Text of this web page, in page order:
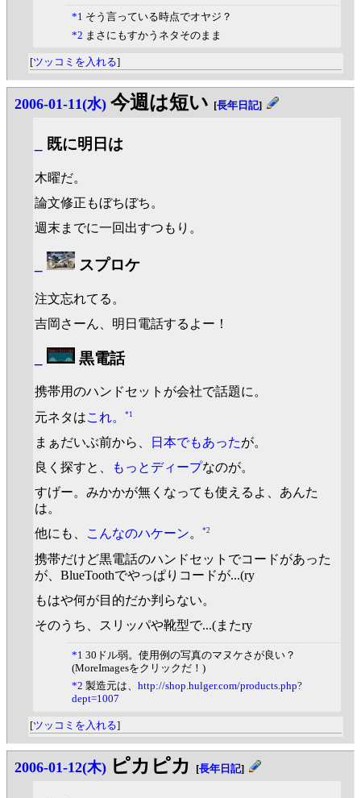
*1 そう言っている時点でオヤジ？
*2 まさにもすかうネタそのまま
[ツッコミを入れる]
2006-01-11(水) 今週は短い [長年日記]
既に明日は
木曜だ。
論文修正もぼちぼち。
週末までに一回出すつもり。
スプロケ
注文忘れてる。
吉岡さーん、明日電話するよー！
黒電話
携帯用のハンドセットが会社で話題に。
元ネタはこれ。 *1
まぁだいぶ前から、 日本でもあったが。
良く探すと、
もっとディープなのが。
すげー。みかかが無くなっても使えるよ、あんた
は。
他にも、
こんなのハケーン。 *2
携帯だけど黒電話のハンドセットでコードがあった
が、BlueToothでやっぱりコードが...(ry
もはや何が目的だか判らない。
そのうち、スリッパや靴型で...(またry
*1 30ドル弱。使用例の写真のマヌケさが良い？
(MoreImagesをクリックだ！)
*2 製造元は、 http://shop.hulger.com/products.php?
dept=1007
[ツッコミを入れる]
2006-01-12(木) ピカピカ [長年日記]